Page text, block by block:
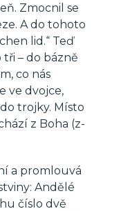
Zmocnil se
A do tohoto
lid.“ Teď
– do bázně
co nás
ve dvojce,
trojky. Místo
z Boha (z-
a promlouvá
Andělé
číslo dvě